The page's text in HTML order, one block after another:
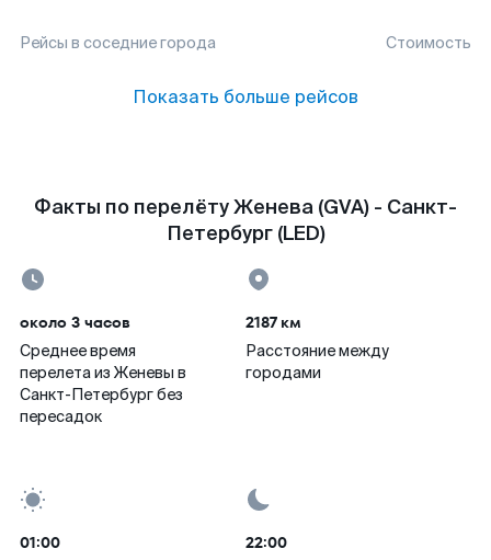
Рейсы в соседние города Стоимость
Показать больше рейсов
Факты по перелёту Женева (GVA) - Санкт-
Петербург (LED)
около 3 часов
Среднее время
перелета из Женевы в
Санкт-Петербург без
пересадок
2187 км
Расстояние между
городами
01:00 22:00